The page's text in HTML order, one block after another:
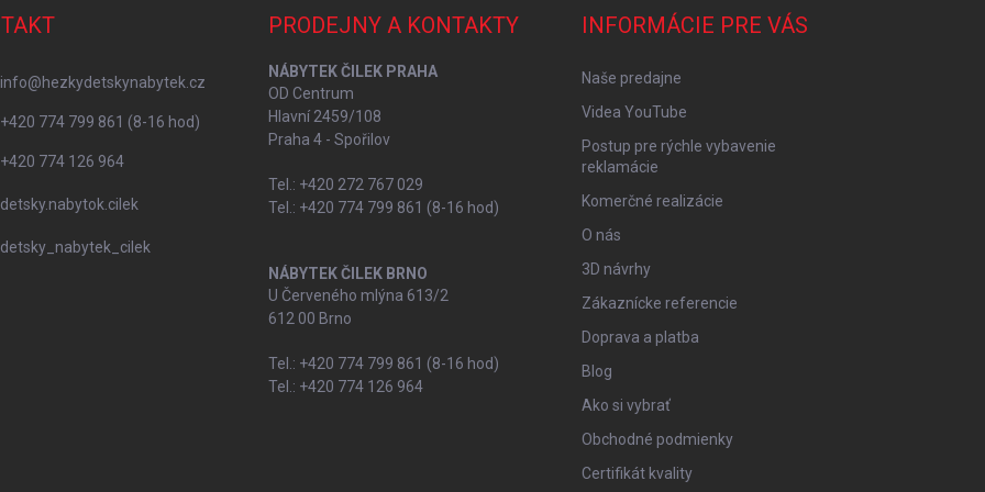
info@hezkydetskynabytek.cz
+420 774 799 861 (8-16 hod)
+420 774 126 964
detsky.nabytok.cilek
detsky_nabytek_cilek
PRODEJNY A KONTAKTY
NÁBYTEK ČILEK PRAHA
OD Centrum
Hlavní 2459/108
Praha 4 - Spořilov
Tel.: +420 272 767 029
Tel.: +420 774 799 861 (8-16 hod)
NÁBYTEK ČILEK BRNO
U Červeného mlýna 613/2
612 00 Brno
Tel.: +420 774 799 861 (8-16 hod)
Tel.: +420 774 126 964
INFORMÁCIE PRE VÁS
Naše predajne
Videa YouTube
Postup pre rýchle vybavenie
reklamácie
Komerčné realizácie
O nás
3D návrhy
Zákaznícke referencie
Doprava a platba
Blog
Ako si vybrať
Obchodné podmienky
Certifikát kvality